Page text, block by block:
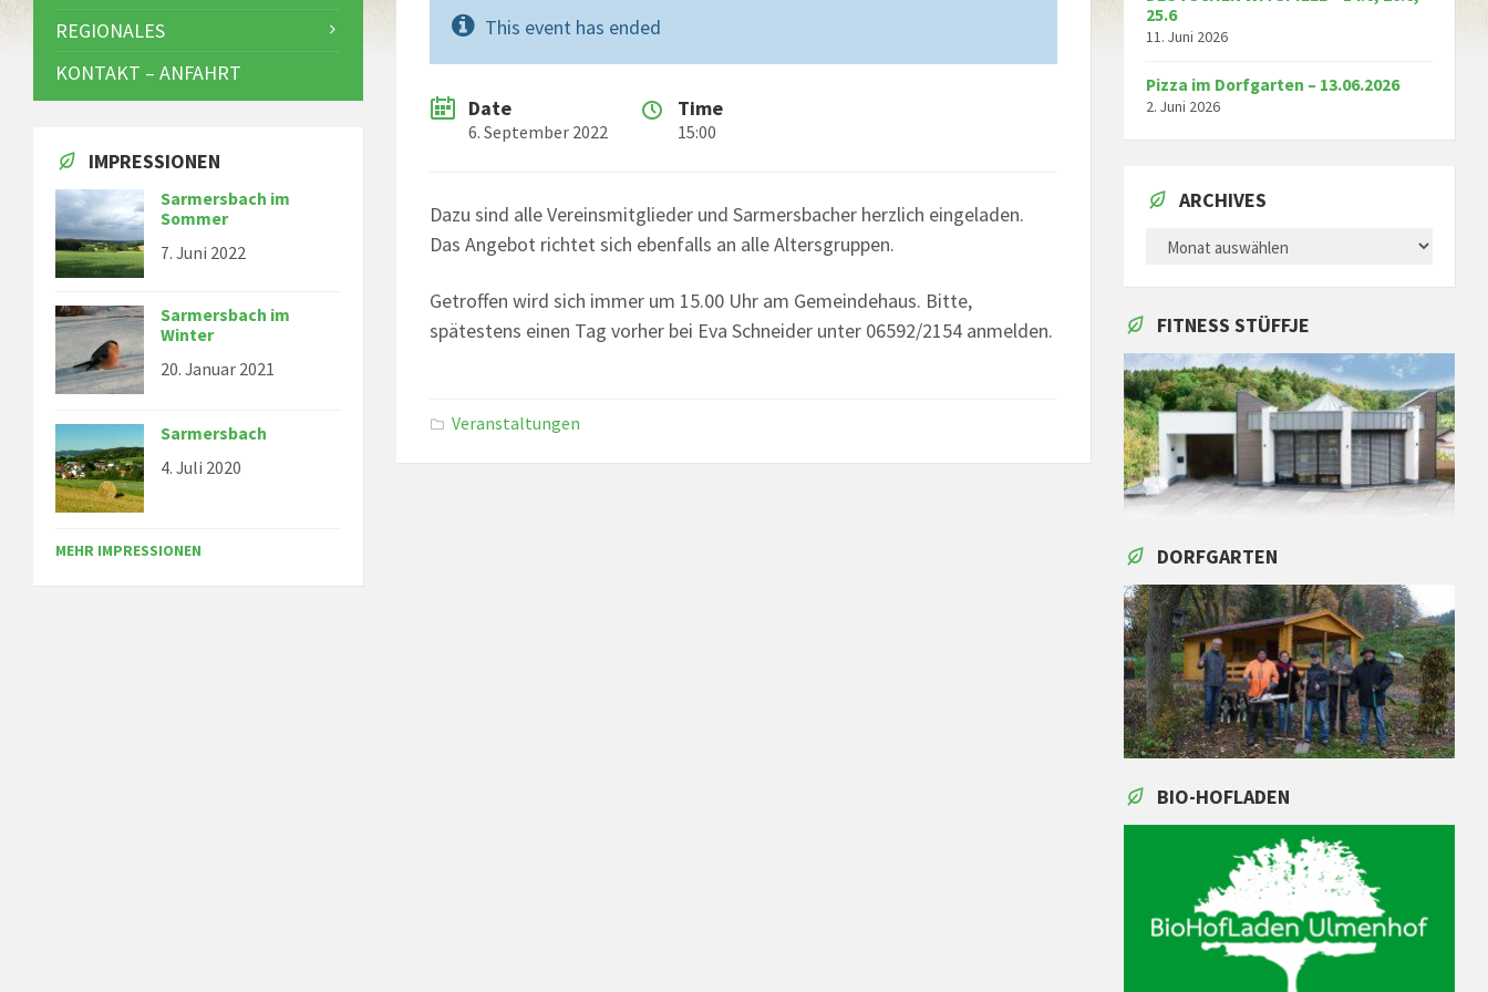
This event has ended
Date
6. September 2022
Time
15:00
Dazu sind alle Vereinsmitglieder und Sarmersbacher herzlich eingeladen.
Das Angebot richtet sich ebenfalls an alle Altersgruppen.
Getroffen wird sich immer um 15.00 Uhr am Gemeindehaus. Bitte,
spätestens einen Tag vorher bei Eva Schneider unter 06592/2154 anmelden.
Veranstaltungen
REGIONALES
KONTAKT – ANFAHRT
IMPRESSIONEN
Sarmersbach im
Sommer
7. Juni 2022
Sarmersbach im
Winter
20. Januar 2021
Sarmersbach
4. Juli 2020
MEHR IMPRESSIONEN
25.6
11. Juni 2026
Pizza im Dorfgarten – 13.06.2026
2. Juni 2026
ARCHIVES
ARCHIVES
FITNESS STÜFFJE
DORFGARTEN
BIO-HOFLADEN